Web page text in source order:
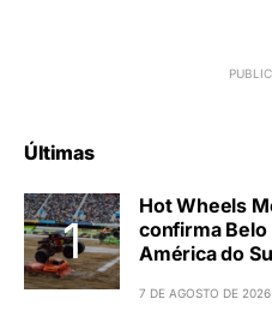
Últimas
Hot Wheels
confirma
América do
7 DE AGOSTO DE 2026